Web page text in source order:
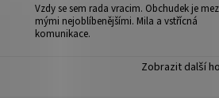
Vzdy se sem rada vracim. Obchudek je
mými nejoblíbenějšími. Mila a vstřícná
komunikace.
Zobrazit další